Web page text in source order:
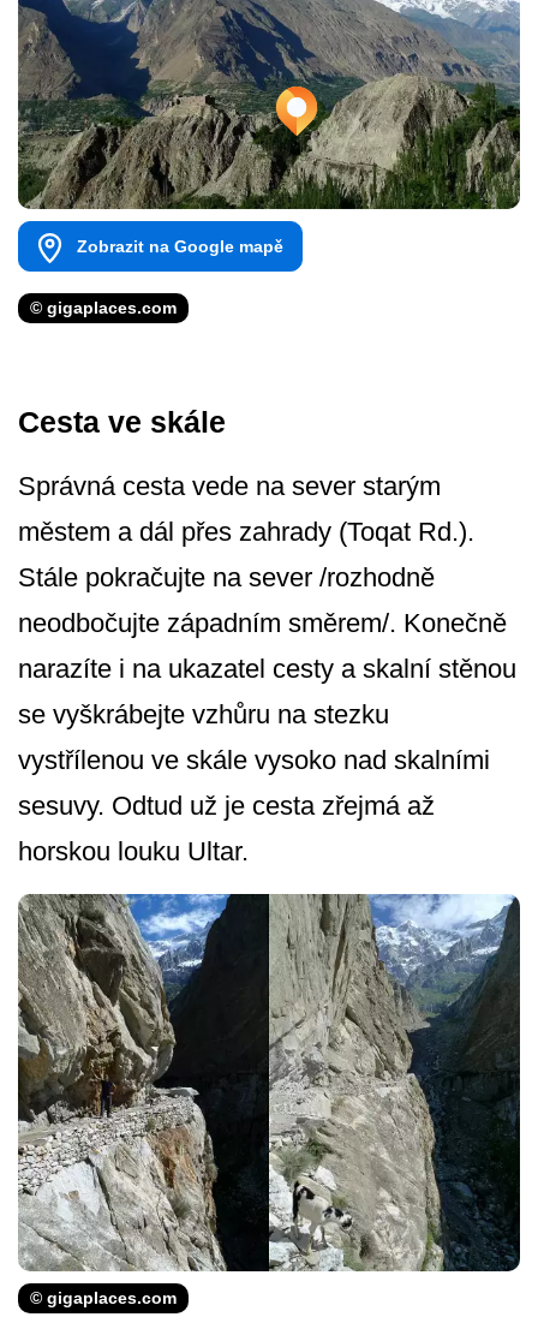
Zobrazit na Google mapě
© gigaplaces.com
Cesta ve skále
Správná cesta vede na sever starým
městem a dál přes zahrady (Toqat Rd.).
Stále pokračujte na sever /rozhodně
neodbočujte západním směrem/. Konečně
narazíte i na ukazatel cesty a skalní stěnou
se vyškrábejte vzhůru na stezku
vystřílenou ve skále vysoko nad skalními
sesuvy. Odtud už je cesta zřejmá až
horskou louku Ultar.
© gigaplaces.com